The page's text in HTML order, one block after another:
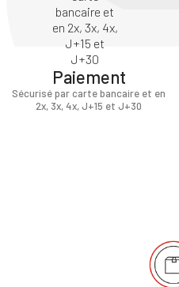
Paiement
Sécurisé par carte bancaire et en
2x, 3x, 4x, J+15 et J+30